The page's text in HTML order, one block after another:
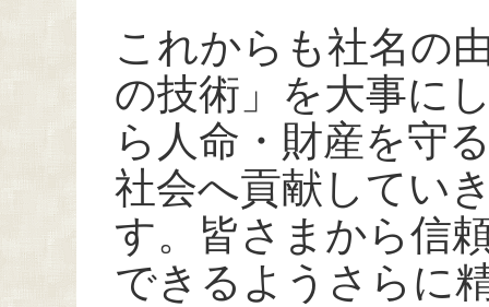
これからも社名の
の技術」を大事に
ら人命・財産を守
社会へ貢献してい
す。皆さまから信
できるようさらに